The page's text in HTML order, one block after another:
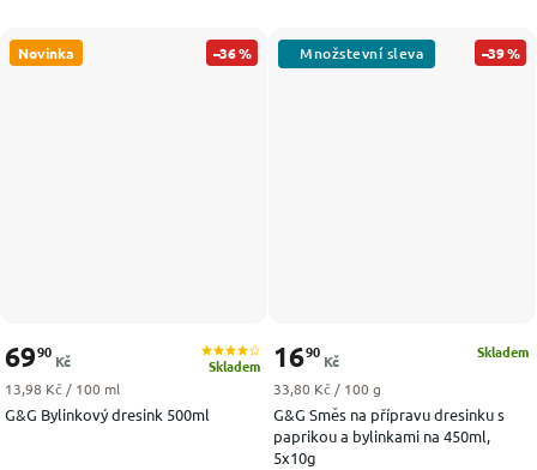
Novinka –36 %
G&G Bylinkový dresink 500ml
Skladem
6990
Kč
Měrná cena:
13,98 Kč / 100 ml
–39 %
G&G Směs na přípravu dresinku s
paprikou a bylinkami na 450ml,
5x10g
Skladem
1690
Kč
Měrná cena:
33,80 Kč / 100 g